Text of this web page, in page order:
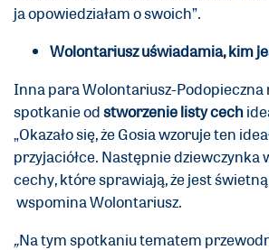
ja opowiedziałam o swoich”.
Wolontariusz uświadamia, kim
Inna para Wolontariusz-Podopieczna
spotkanie odstworzenie listy cech
„Okazało się, że Gosia wzoruje ten
przyjaciółce. Następnie dziewczynka
cechy, które sprawiają, że jest świetną
wspomina Wolontariusz.
„Na tym spotkaniu tematem